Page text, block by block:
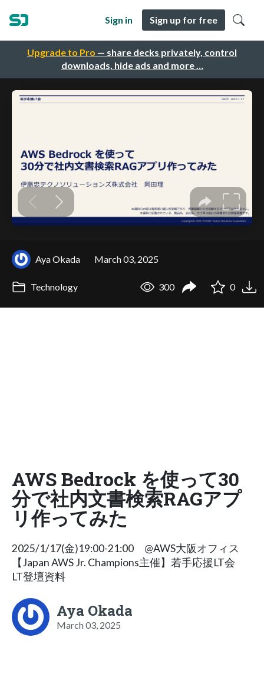
Upgrade to Pro — share decks privately, control
downloads, hide ads and more …
Sign in Sign up for free
Aya Okada March 03, 2025
Technology 300 0
AWS Bedrock を使って30
分で社内文書検索RAGアプ
リ作ってみた
2025/1/17(金)19:00-21:00 @AWS大阪オフィス
【Japan AWS Jr. Champions主催】若手応援LT会
LT登壇資料
Aya Okada
March 03, 2025